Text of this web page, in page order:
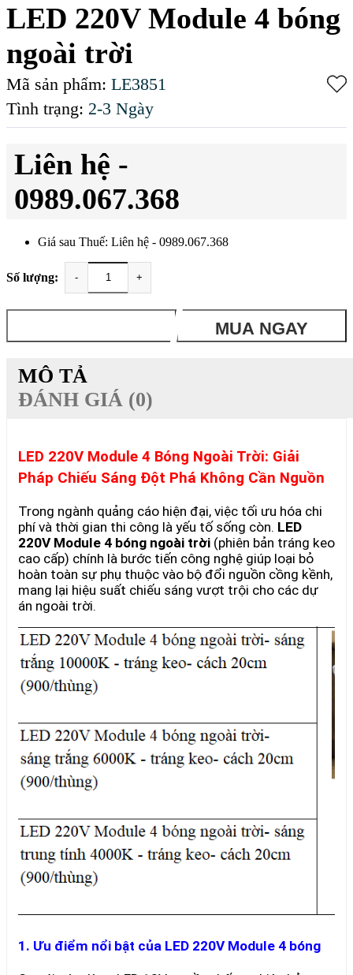
LED 220V Module 4 bóng
ngoài trời
Mã sản phẩm: LE3851
Tình trạng: 2-3 Ngày
Liên hệ -
0989.067.368
Giá sau Thuế: Liên hệ - 0989.067.368
Số lượng: - +
MUA NGAY
MÔ TẢ
ĐÁNH GIÁ (0)
LED 220V Module 4 Bóng Ngoài Trời: Giải
Pháp Chiếu Sáng Đột Phá Không Cần Nguồn
Trong ngành quảng cáo hiện đại, việc tối ưu hóa chi
phí và thời gian thi công là yếu tố sống còn. LED
220V Module 4 bóng ngoài trời (phiên bản tráng keo
cao cấp) chính là bước tiến công nghệ giúp loại bỏ
hoàn toàn sự phụ thuộc vào bộ đổi nguồn cồng kềnh,
mang lại hiệu suất chiếu sáng vượt trội cho các dự
án ngoài trời.
1. Ưu điểm nổi bật của LED 220V Module 4 bóng